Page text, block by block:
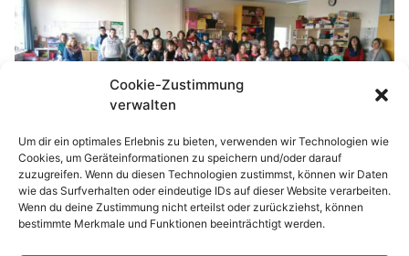
Cookie-Zustimmung
verwalten
Um dir ein optimales Erlebnis zu bieten, verwenden wir Technologien wie
Cookies, um Geräteinformationen zu speichern und/oder darauf
zuzugreifen. Wenn du diesen Technologien zustimmst, können wir Daten
wie das Surfverhalten oder eindeutige IDs auf dieser Website verarbeiten.
Wenn du deine Zustimmung nicht erteilst oder zurückziehst, können
bestimmte Merkmale und Funktionen beeinträchtigt werden.
Antolin-AG